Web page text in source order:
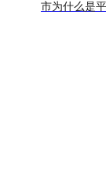
市为什么是